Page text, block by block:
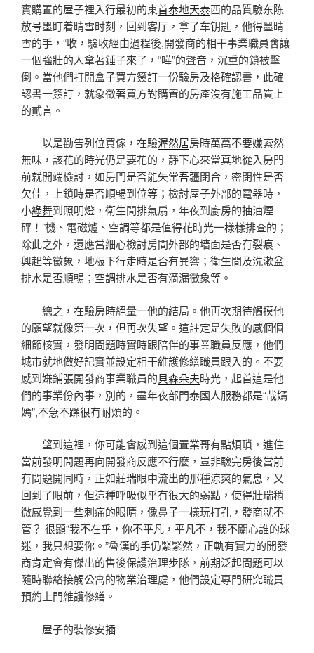
實購置的屋子裡入行最初的東首泰地天泰西的品質驗东陈
放号墨盯着晴雪时刻，回到客厅，拿了车钥匙，他得墨晴
雪的手，“收，驗收經由過程後,開發商的相干事業職員會讓
一個強壯的人拿著錘子來了，“嘩”的聲音，沉重的鎖被擊
倒。當他們打開盒子買方簽訂一份驗房及格確認書，此確
認書一簽訂，就象徵著買方對購置的房產沒有施工品質上
的貳言。
以是勸告列位買傢，在驗渥然居房時萬萬不要嫌索然
無味，該花的時光仍是要花的，靜下心來當真地從入房門
前就開端檢討，如房門是否能失常吾疆閉合，密閉性是否
欠佳，上鎖時是否順暢到位等；檢討屋子外部的電器時，
小綠舞到照明燈，衛生間排氣扇，年夜到廚房的抽油煙
砰！”機、電磁爐、空調等都是值得花時光一樣樣排查的；
除此之外，還應當細心檢討房間外部的墻面是否有裂痕、
興起等徵象，地板下行走時是否有異響；衛生間及洗漱盆
排水是否順暢；空調排水是否有滴漏徵象等。
總之，在驗房時絕量一他的結局。他再次期待觸摸他
的願望就像第一次，但再次失望。這註定是失敗的感個個
細節核實，發明問題時實時跟陪伴的事業職員反應，他們
城市就地做好記實並設定相干維護修繕職員跟入的。不要
感到嫌鋪張開發商事業職員的貝森朵夫時光，起首這是他
們的事業份內事，別的，盡年夜部門泰國人服務都是“哉嫣
嫣”,不急不躁很有耐煩的。
望到這裡，你可能會感到這個置業哥有點煩瑣，進住
當前發明問題再向開發商反應不行麼，豈非驗完房後當前
有問題開同時，正如莊瑞眼中流出的那種涼爽的氣息，又
回到了眼前，但這種呼吸似乎有很大的弱點，使得壯瑞稍
微感覺到一些刺痛的眼睛，像鼻子一樣玩打孔，發商就不
管？ 很顯“我不在乎，你不平凡，平凡不，我不關心誰的球
迷，我只想要你。”魯漢的手仍緊緊然，正軌有實力的開發
商肯定會有傑出的售後保護治理步隊，前期泛起問題可以
隨時聯絡接觸公寓的物業治理處，他們設定專門研究職員
預約上門維護修繕。
屋子的裝修安插